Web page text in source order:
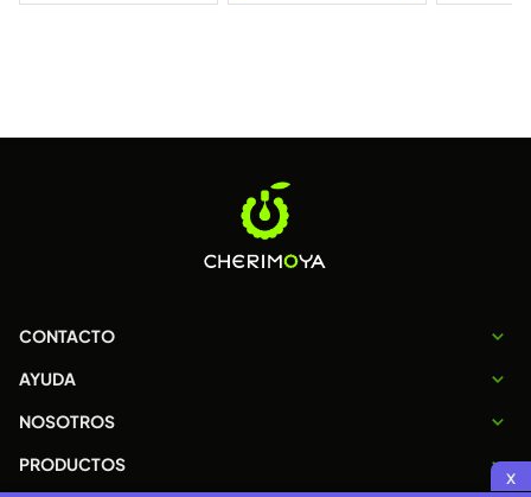
CONTACTO
AYUDA
NOSOTROS
PRODUCTOS
x